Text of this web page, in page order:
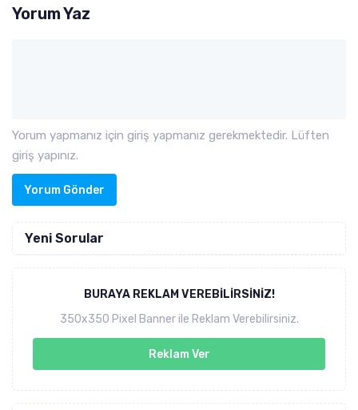
Yorum Yaz
Yorum yapmanız için giriş yapmanız gerekmektedir. Lüften
giriş yapınız.
Yorum Gönder
Yeni Sorular
BURAYA REKLAM VEREBILIRSINIZ!
350x350 Pixel Banner ile Reklam Verebilirsiniz.
Reklam Ver